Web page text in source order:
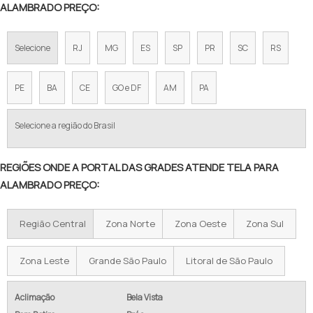
TELA ALAMBRADO FIO 12
TELA DE ARAME GALVANIZADO PREÇO
VALOR DE TELA DE ALAMBRADO
ALAMBRADO PREÇO M2
TELA GALVANIZADA PREÇO POR METRO
ALAMBRADO PREÇO M2 INSTALADO
ALAMBRADO PREÇO:
Selecione RJ MG ES SP PR SC RS
PE BA CE GO e DF AM PA
Selecione a região do Brasil
REGIÕES ONDE A PORTAL DAS GRADES ATENDE TELA PARA
ALAMBRADO PREÇO:
Região Central Zona Norte Zona Oeste Zona Sul
Zona Leste Grande São Paulo Litoral de São Paulo
Aclimação
Bela Vista